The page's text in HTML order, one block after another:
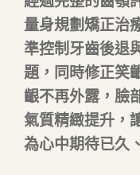
量身規劃矯正治
準控制牙齒後退
題，同時修正笑
齦不再外露，臉
氣質精緻提升，
為心中期待已久